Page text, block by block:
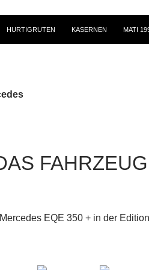
HURTIGRUTEN KASERNEN MATI
FAHRZEUG
EQE 350 + in der